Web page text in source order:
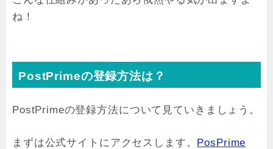
ね！
PostPrimeの登録方法は？
PostPrimeの登録方法について見ていきましょう。
まずは公式サイトにアクセスします。 PosPrime